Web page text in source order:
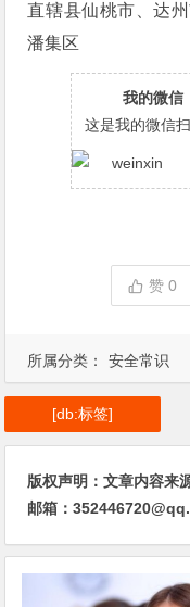
所属分类： 安全常识
直辖县仙桃市、达
潘集区
我的微信
这是我的微信
赞0
[db:标签]
版权声明：文章内容来
邮箱：